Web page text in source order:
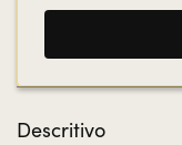
Descritivo